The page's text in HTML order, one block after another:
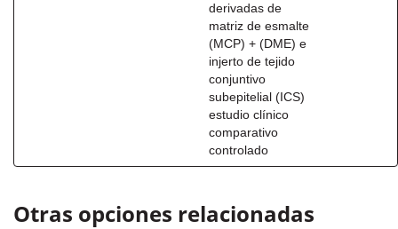
derivadas de
matriz de esmalte
(MCP) + (DME) e
injerto de tejido
conjuntivo
subepitelial (ICS)
estudio clínico
comparativo
controlado
Otras opciones relacionadas